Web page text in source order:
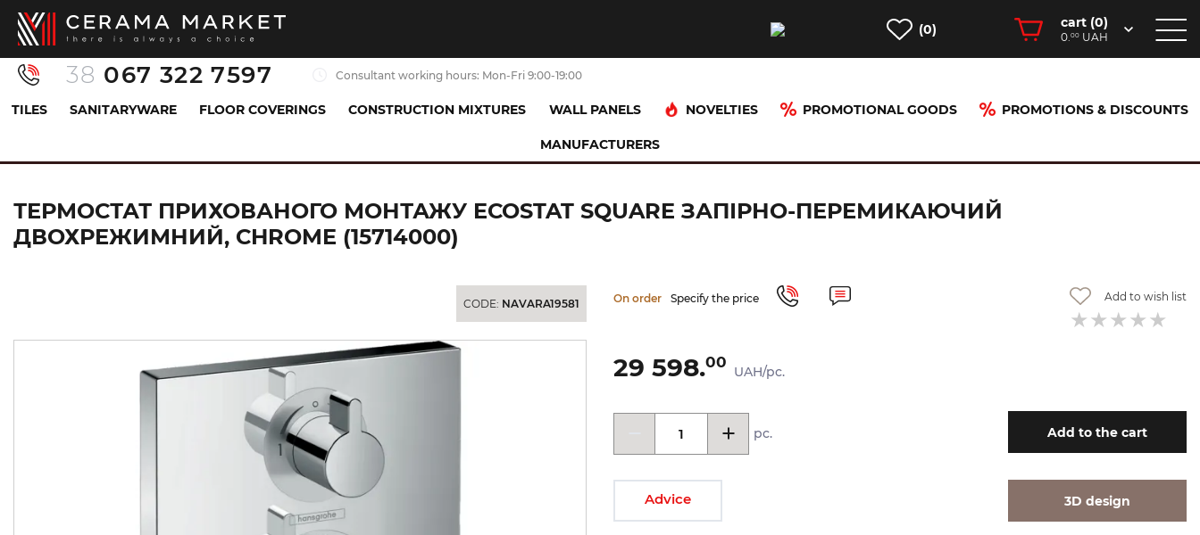
(0) cart (0)
0.00 UAH
38 067 322 7597 Consultant working hours: Mon-Fri 9:00-19:00
TILES SANITARYWARE FLOOR COVERINGS CONSTRUCTION MIXTURES WALL PANELS NOVELTIES PROMOTIONAL GOODS PROMOTIONS & DISCOUNTS
MANUFACTURERS
Термостат прихованого монтажу Ecostat Square запірно-перемикаючий двохрежимний, Chrome (15714000)
ТЕРМОСТАТ ПРИХОВАНОГО МОНТАЖУ ECOSTAT SQUARE ЗАПІРНО-ПЕРЕМИКАЮЧИЙ
ДВОХРЕЖИМНИЙ, CHROME (15714000)
CODE: NAVARA19581 On order Specify the price Add to wish list
29 598.00
UAH/pc.
pc. Add to the cart
Advice 3D design